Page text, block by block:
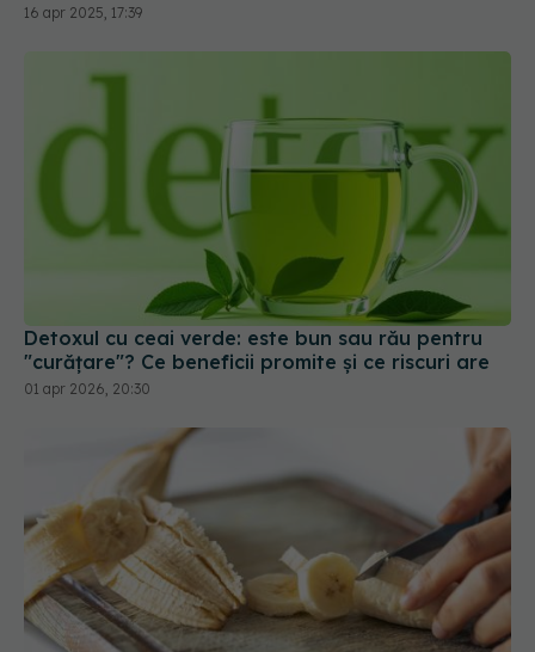
16 apr 2025, 17:39
Detoxul cu ceai verde: este bun sau rău pentru
"curățare"? Ce beneficii promite și ce riscuri are
01 apr 2026, 20:30